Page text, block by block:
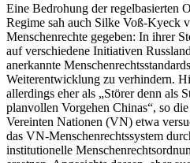
Eine Bedrohung der regelbasierten
Regime sah auch Silke Voß-Kyeck
Menschenrechte gegeben: In ihrer
auf verschiedene Initiativen
anerkannte
Weiterentwicklung zu verhindern.
allerdings eher als „Störer denn als
planvollen Vorgehen Chinas“, so
Vereinten Nationen (VN) etwa
das VN-Menschenrechtssystem
institutionelle